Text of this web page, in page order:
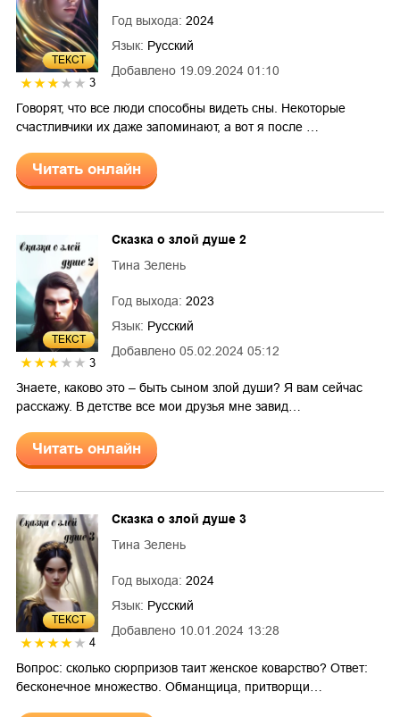
ТЕКСТ
3
Добавлено 19.09.2024 01:10
Год выхода: 2024
Язык: Русский
Говорят, что все люди способны видеть сны. Некоторые
счастливчики их даже запоминают, а вот я после …
Читать онлайн
ТЕКСТ
3
Добавлено 05.02.2024 05:12
Сказка о злой душе 2
Тина Зелень
Год выхода: 2023
Язык: Русский
Знаете, каково это – быть сыном злой души? Я вам сейчас
расскажу. В детстве все мои друзья мне завид…
Читать онлайн
ТЕКСТ
4
Добавлено 10.01.2024 13:28
Сказка о злой душе 3
Тина Зелень
Год выхода: 2024
Язык: Русский
Вопрос: сколько сюрпризов таит женское коварство? Ответ:
бесконечное множество. Обманщица, притворщи…